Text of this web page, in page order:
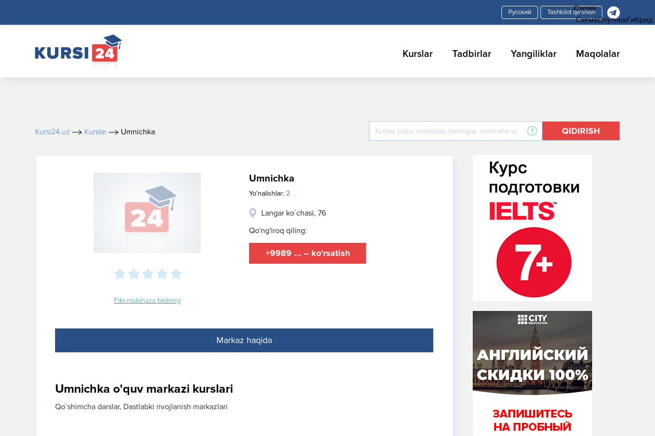
Tashkilot qo'shish
Kurslar Tadbirlar Yangiliklar Maqolalar
Kursi24.uz Kurslar Umnichka QIDIRISH
Fikr-mulohaza bildiring
Umnichka
Yo'nalishlar: 2
Langar ko`chasi, 76
Qo'ng'iroq qiling:
+9989 ... – ko'rsatish
Markaz haqida
Umnichka o'quv markazi kurslari
Qo`shimcha darslar Dastlabki rivojlanish markazlari
Схема
СхемаСпутникГибрид